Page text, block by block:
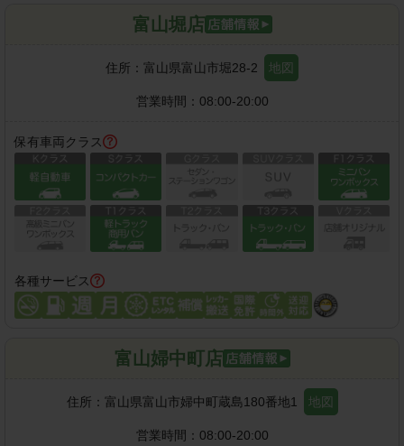
富山堀店
住所： 富山県富山市堀28-2 地図
営業時間： 08:00-20:00
保有車両クラス
各種サービス
富山婦中町店
住所： 富山県富山市婦中町蔵島180番地1 地図
営業時間： 08:00-20:00